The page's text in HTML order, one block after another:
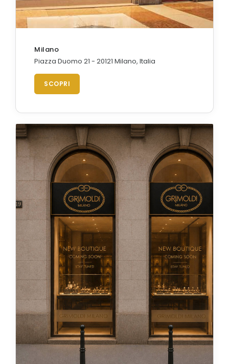
Milano
Piazza Duomo 21 - 20121 Milano, Italia
SCOPRI